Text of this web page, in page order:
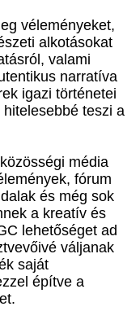
véleményeket,
alkotásokat
valami
narratíva
igazi történetei
teszi a
média
fórum
és még sok
a kreatív és
lehetőséget ad
váljanak
saját
építve a